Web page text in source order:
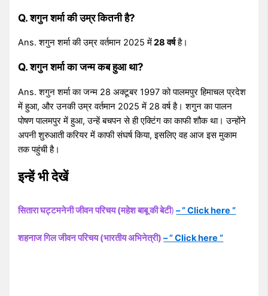
Q. शगुन शर्मा की उम्र कितनी है?
Ans. शगुन शर्मा की उम्र वर्तमान 2025 में28 वर्षहै।
Q. शगुन शर्मा का जन्म कब हुआ था?
Ans. शगुन शर्मा का जन्म 28 अक्टूबर 1997 को पालमपुर हिमाचल प्रदेश
में हुआ, और उनकी उम्र वर्तमान 2025 में 28 वर्ष है। शगुन का पालन
पोषण पालमपुर में हुआ, उन्हें बचपन से ही एक्टिंग का काफी शौक था। उन्होंने
अपनी शुरुआती करियर में काफी संघर्ष किया, इसलिए वह आज इस मुकाम
तक पहुंची है।
इन्हें भी देखें
सितारा घट्टमनेनी जीवन परिचय (महेश बाबू की बेटी) – ” Click here “
शहनाज गिल जीवन परिचय (भारतीय अभिनेत्री)– ” Click here “